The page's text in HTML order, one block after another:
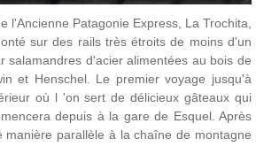
l'Ancienne Patagonie Express, La Trochita,
sur des rails très étroits de moins d'un
salamandres d'acier alimentées au bois de
et Henschel. Le premier voyage jusqu'à
où l 'on sert de délicieux gâteaux qui
depuis à la gare de Esquel. Après
parallèle à la chaîne de montagne